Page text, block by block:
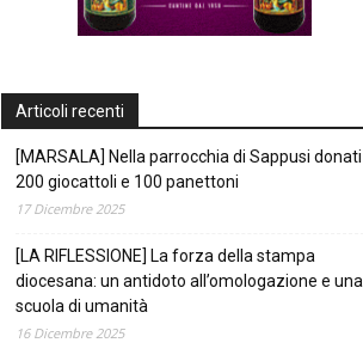
Articoli recenti
[MARSALA] Nella parrocchia di Sappusi donati
200 giocattoli e 100 panettoni
17 Dicembre 2025
[LA RIFLESSIONE] La forza della stampa
diocesana: un antidoto all’omologazione e una
scuola di umanità
16 Dicembre 2025